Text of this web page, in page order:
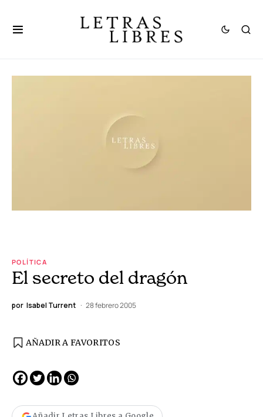
POLÍTICA
El secreto del dragón
por Isabel Turrent 28 febrero 2005
AÑADIR A FAVORITOS